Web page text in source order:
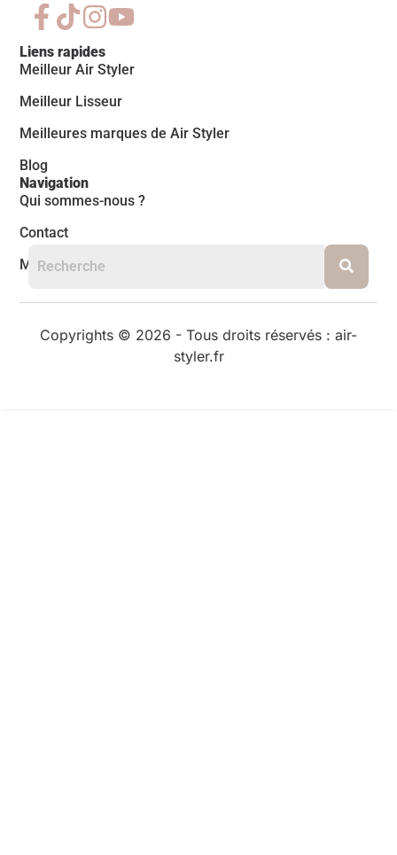
Liens rapides
Meilleur Air Styler
Meilleur Lisseur
Meilleures marques de Air Styler
Blog
Navigation
Qui sommes-nous ?
Contact
Mentions légales
Copyrights © 2026 - Tous droits réservés : air-
styler.fr